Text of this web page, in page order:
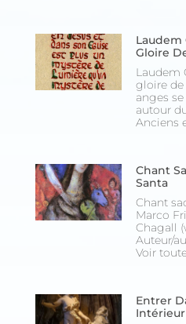
Laudem
Gloire
Laudem
gloire de
anges
autour
Anciens
Chant
Santa
Chant
Marco
Chagall
Auteur/
Voir
Entrer
Intérieur